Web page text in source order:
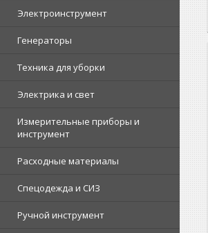
Электроинструмент
Генераторы
Техника для уборки
Электрика и свет
Измерительные приборы и
инструмент
Расходные материалы
Спецодежда и СИЗ
Ручной инструмент